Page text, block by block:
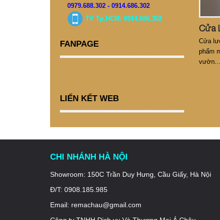
0979.688.302 - 0914.686.302
TV Tp.HCM: 0914.686.302
FANPAGE
LIẾN KẾT WEB
Cửa
phẩm
CHI NHÁNH HÀ NỘI
Showroom: 150C Trần Duy Hưng, Cầu Giấy, Hà Nội
Đ/T: 0908.185.985
Email: remachau@gmail.com